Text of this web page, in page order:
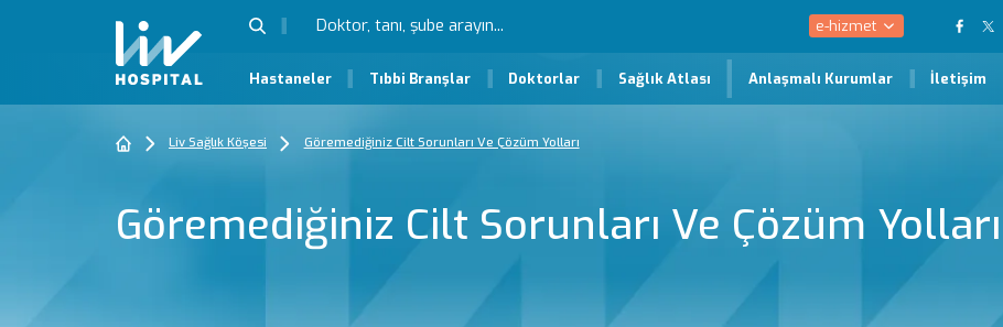
e-hizmet
Hastaneler Tıbbi Branşlar Doktorlar Sağlık Atlası Anlaşmalı Kurumlar İletişim
Liv Sağlık Köşesi Göremediğiniz Cilt Sorunları Ve Çözüm Yolları
Göremediğiniz Cilt Sorunları Ve Çözüm Yolları